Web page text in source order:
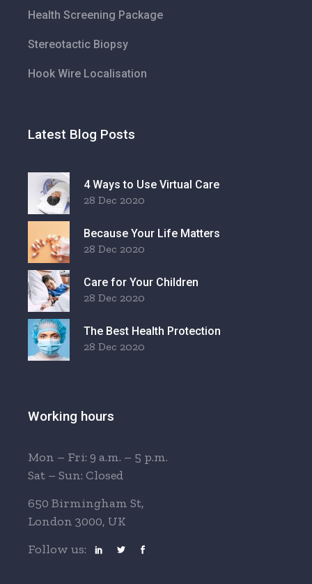
Health Screening Package
Stereotactic Biopsy
Hook Wire Localisation
Latest Blog Posts
4 Ways to Use Virtual Care
28 Dec 2020
Because Your Life Matters
28 Dec 2020
Care for Your Children
28 Dec 2020
The Best Health Protection
28 Dec 2020
Working hours
Mon – Fri: 9 a.m. – 5 p.m.
Sat – Sun: Closed
650 Birmingham St,
London 3000, UK
Follow us: